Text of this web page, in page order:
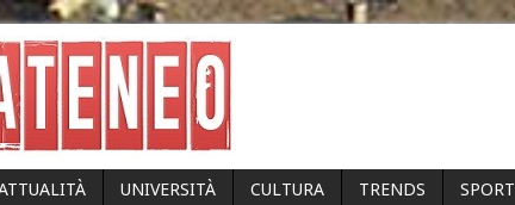
UNIVERSITÀ CULTURA TRENDS SPORT